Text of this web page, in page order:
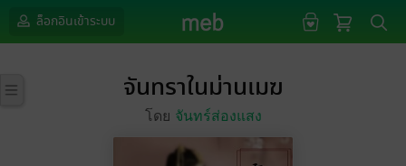
ล็อกอินเข้าระบบ
จันทราในม่านเมฆ
โดย จันทร์ส่องแสง